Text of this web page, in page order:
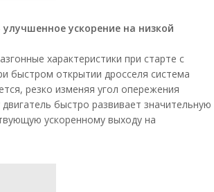
ускорение на низкой
характеристики при старте с
быстром открытии дросселя система
резко изменяя угол опережения
быстро развивает значительную
ускоренному выходу на